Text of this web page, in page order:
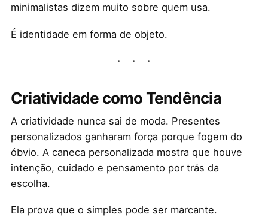
minimalistas dizem muito sobre quem usa.
É identidade em forma de objeto.
Criatividade como Tendência
A criatividade nunca sai de moda. Presentes
personalizados ganharam força porque fogem do
óbvio. A caneca personalizada mostra que houve
intenção, cuidado e pensamento por trás da
escolha.
Ela prova que o simples pode ser marcante.